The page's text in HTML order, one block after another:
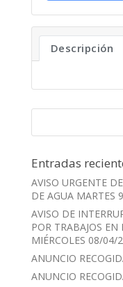
Descripción
Entradas
AVISO URGENTE
DE AGUA MARTES
AVISO DE
POR TRABAJOS
MIÉRCOLES 08/04/
ANUNCIO
ANUNCIO